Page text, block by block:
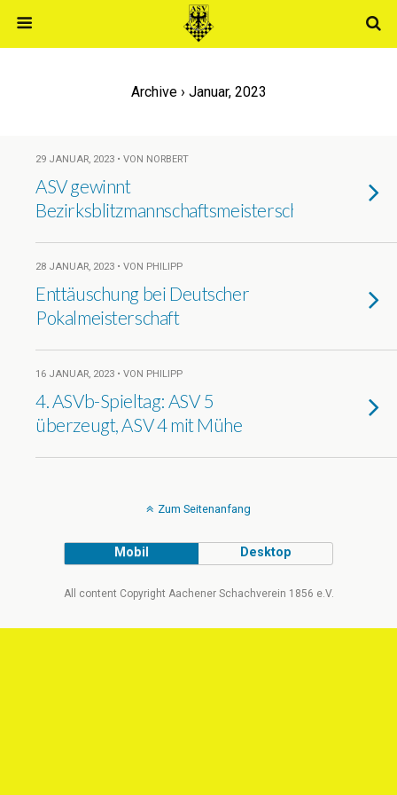
Archive › Januar, 2023
29 JANUAR, 2023 • VON NORBERT
ASV gewinnt
Bezirksblitzmannschaftsmeisterschaft
28 JANUAR, 2023 • VON PHILIPP
Enttäuschung bei Deutscher
Pokalmeisterschaft
16 JANUAR, 2023 • VON PHILIPP
4. ASVb-Spieltag: ASV 5
überzeugt, ASV 4 mit Mühe
Zum Seitenanfang
Mobil Desktop
All content Copyright Aachener Schachverein 1856 e.V.